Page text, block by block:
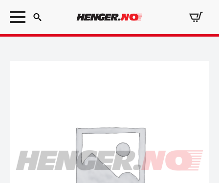
Search